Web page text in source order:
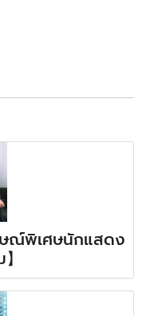
ษณ์พิเศษนักแสดง